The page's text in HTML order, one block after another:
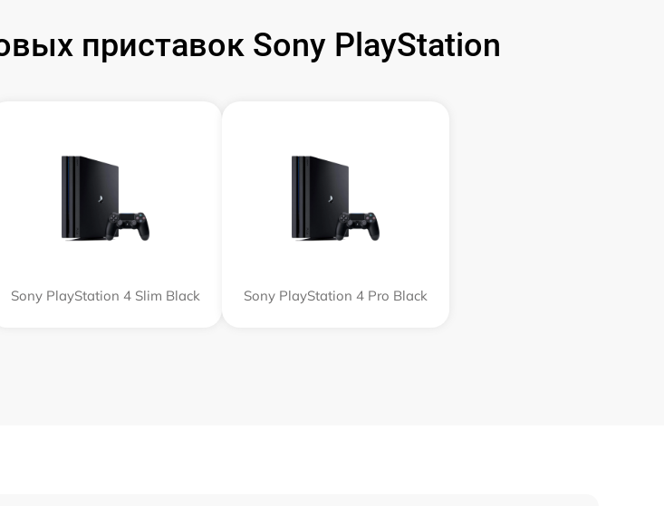
приставок Sony PlayStation
Sony PlayStation 4 Slim Black Sony PlayStation 4 Pro Black